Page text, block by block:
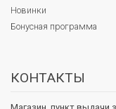
Новинки
Бонусная программа
КОНТАКТЫ